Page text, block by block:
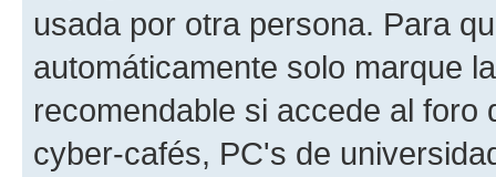
usada por otra persona. Para
automáticamente solo marque
recomendable si accede al foro
cyber-cafés, PC's de